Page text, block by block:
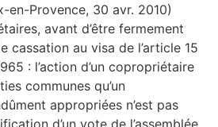
en-Provence, 30 avr. 2010)
avant d’être fermement
cassation au visa de l’article 15
: l’action d’un copropriétaire
communes qu’un
appropriées n’est pas
d’un vote de l’assemblée